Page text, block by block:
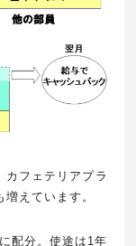
カフェテリアプラ
えています。
配分。使途は1年